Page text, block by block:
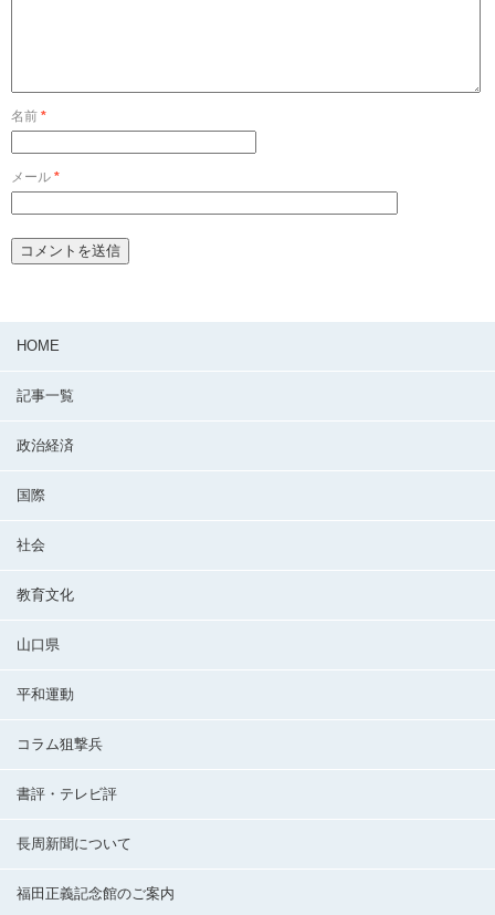
名前 *
メール *
HOME
記事一覧
政治経済
国際
社会
教育文化
山口県
平和運動
コラム狙撃兵
書評・テレビ評
長周新聞について
福田正義記念館のご案内